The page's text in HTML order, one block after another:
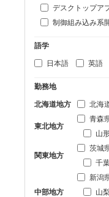
デスクトップア
制御組み込み系
語学
日本語
英語
勤務地
北海道地方
北海
東北地方
青森
山
関東地方
茨城
千
中部地方
新潟
山